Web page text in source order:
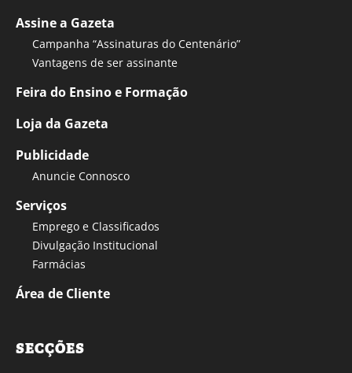
Assine a Gazeta
Campanha “Assinaturas do Centenário”
Vantagens de ser assinante
Feira do Ensino e Formação
Loja da Gazeta
Publicidade
Anuncie Connosco
Serviços
Emprego e Classificados
Divulgação Institucional
Farmácias
Área de Cliente
SECÇÕES